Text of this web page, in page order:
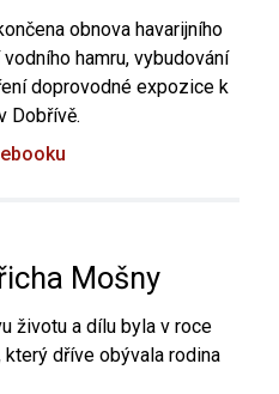
obnova havarijního
hamru, vybudování
doprovodné expozice k
Dobřívě.
Mošny
životu a dílu byla v roce
dříve obývala rodina